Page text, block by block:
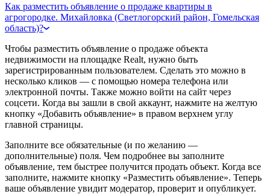
Как разместить объявление о продаже квартиры в
агрогородке. Михайловка (Светлогорский район, Гомельская
область)?
Чтобы разместить объявление о продаже объекта
недвижимости на площадке Realt, нужно быть
зарегистрированным пользователем. Сделать это можно в
несколько кликов — с помощью номера телефона или
электронной почты. Также можно войти на сайт через
соцсети. Когда вы зашли в свой аккаунт, нажмите на желтую
кнопку «Добавить объявление» в правом верхнем углу
главной страницы.
Заполните все обязательные (и по желанию —
дополнительные) поля. Чем подробнее вы заполните
объявление, тем быстрее получится продать объект. Когда все
заполните, нажмите кнопку «Разместить объявление». Теперь
ваше объявление увидит модератор, проверит и опубликует.